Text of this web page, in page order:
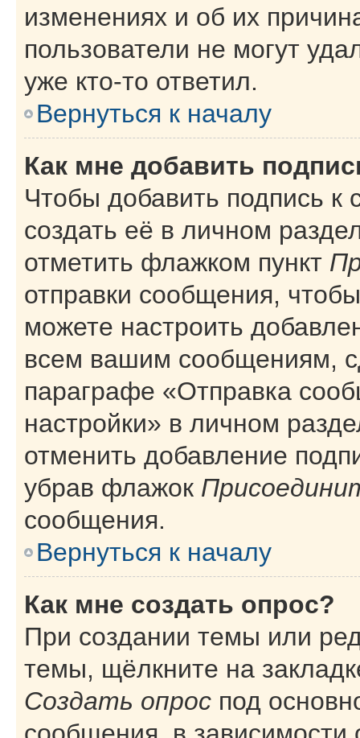
изменениях и об их
пользователи не могут
уже кто-то ответил.
Вернуться к началу
Как мне добавить
Чтобы добавить подпись
создать её в личном
отметить флажком пункт
отправки сообщения,
можете настроить
всем вашим сообщениям,
параграфе «Отправка
настройки» в личном
отменить добавление
убрав флажок
сообщения.
Вернуться к началу
Как мне создать опрос?
При создании темы или
темы, щёлкните на
Создать опрос под